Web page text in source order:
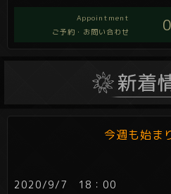
Appointment
ご予約・お問い合わせ
今週も始ま
2020/9/7 18：00